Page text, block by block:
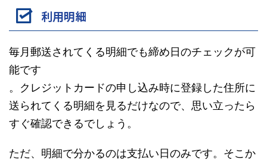
利用明細
毎月郵送されてくる明細でも締め日のチェックが可
能です
。クレジットカードの申し込み時に登録した住所に
送られてくる明細を見るだけなので、思い立ったら
すぐ確認できるでしょう。
ただ、明細で分かるのは支払い日のみです。そこか